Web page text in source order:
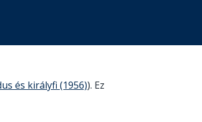
és királyfi (1956)). Ez